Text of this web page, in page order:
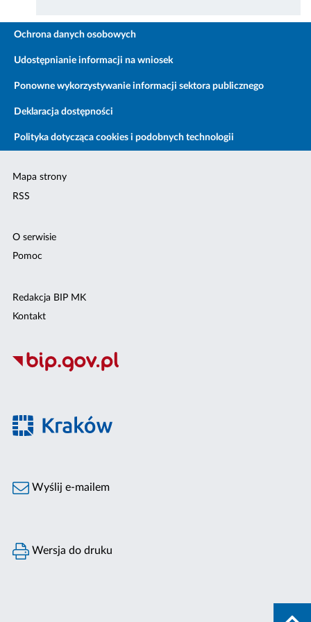
Ochrona danych osobowych
Udostępnianie informacji na wniosek
Ponowne wykorzystywanie informacji sektora publicznego
Deklaracja dostępności
Polityka dotycząca cookies i podobnych technologii
Mapa strony
RSS
O serwisie
Pomoc
Redakcja BIP MK
Kontakt
Wyślij e-mailem
Wersja do druku